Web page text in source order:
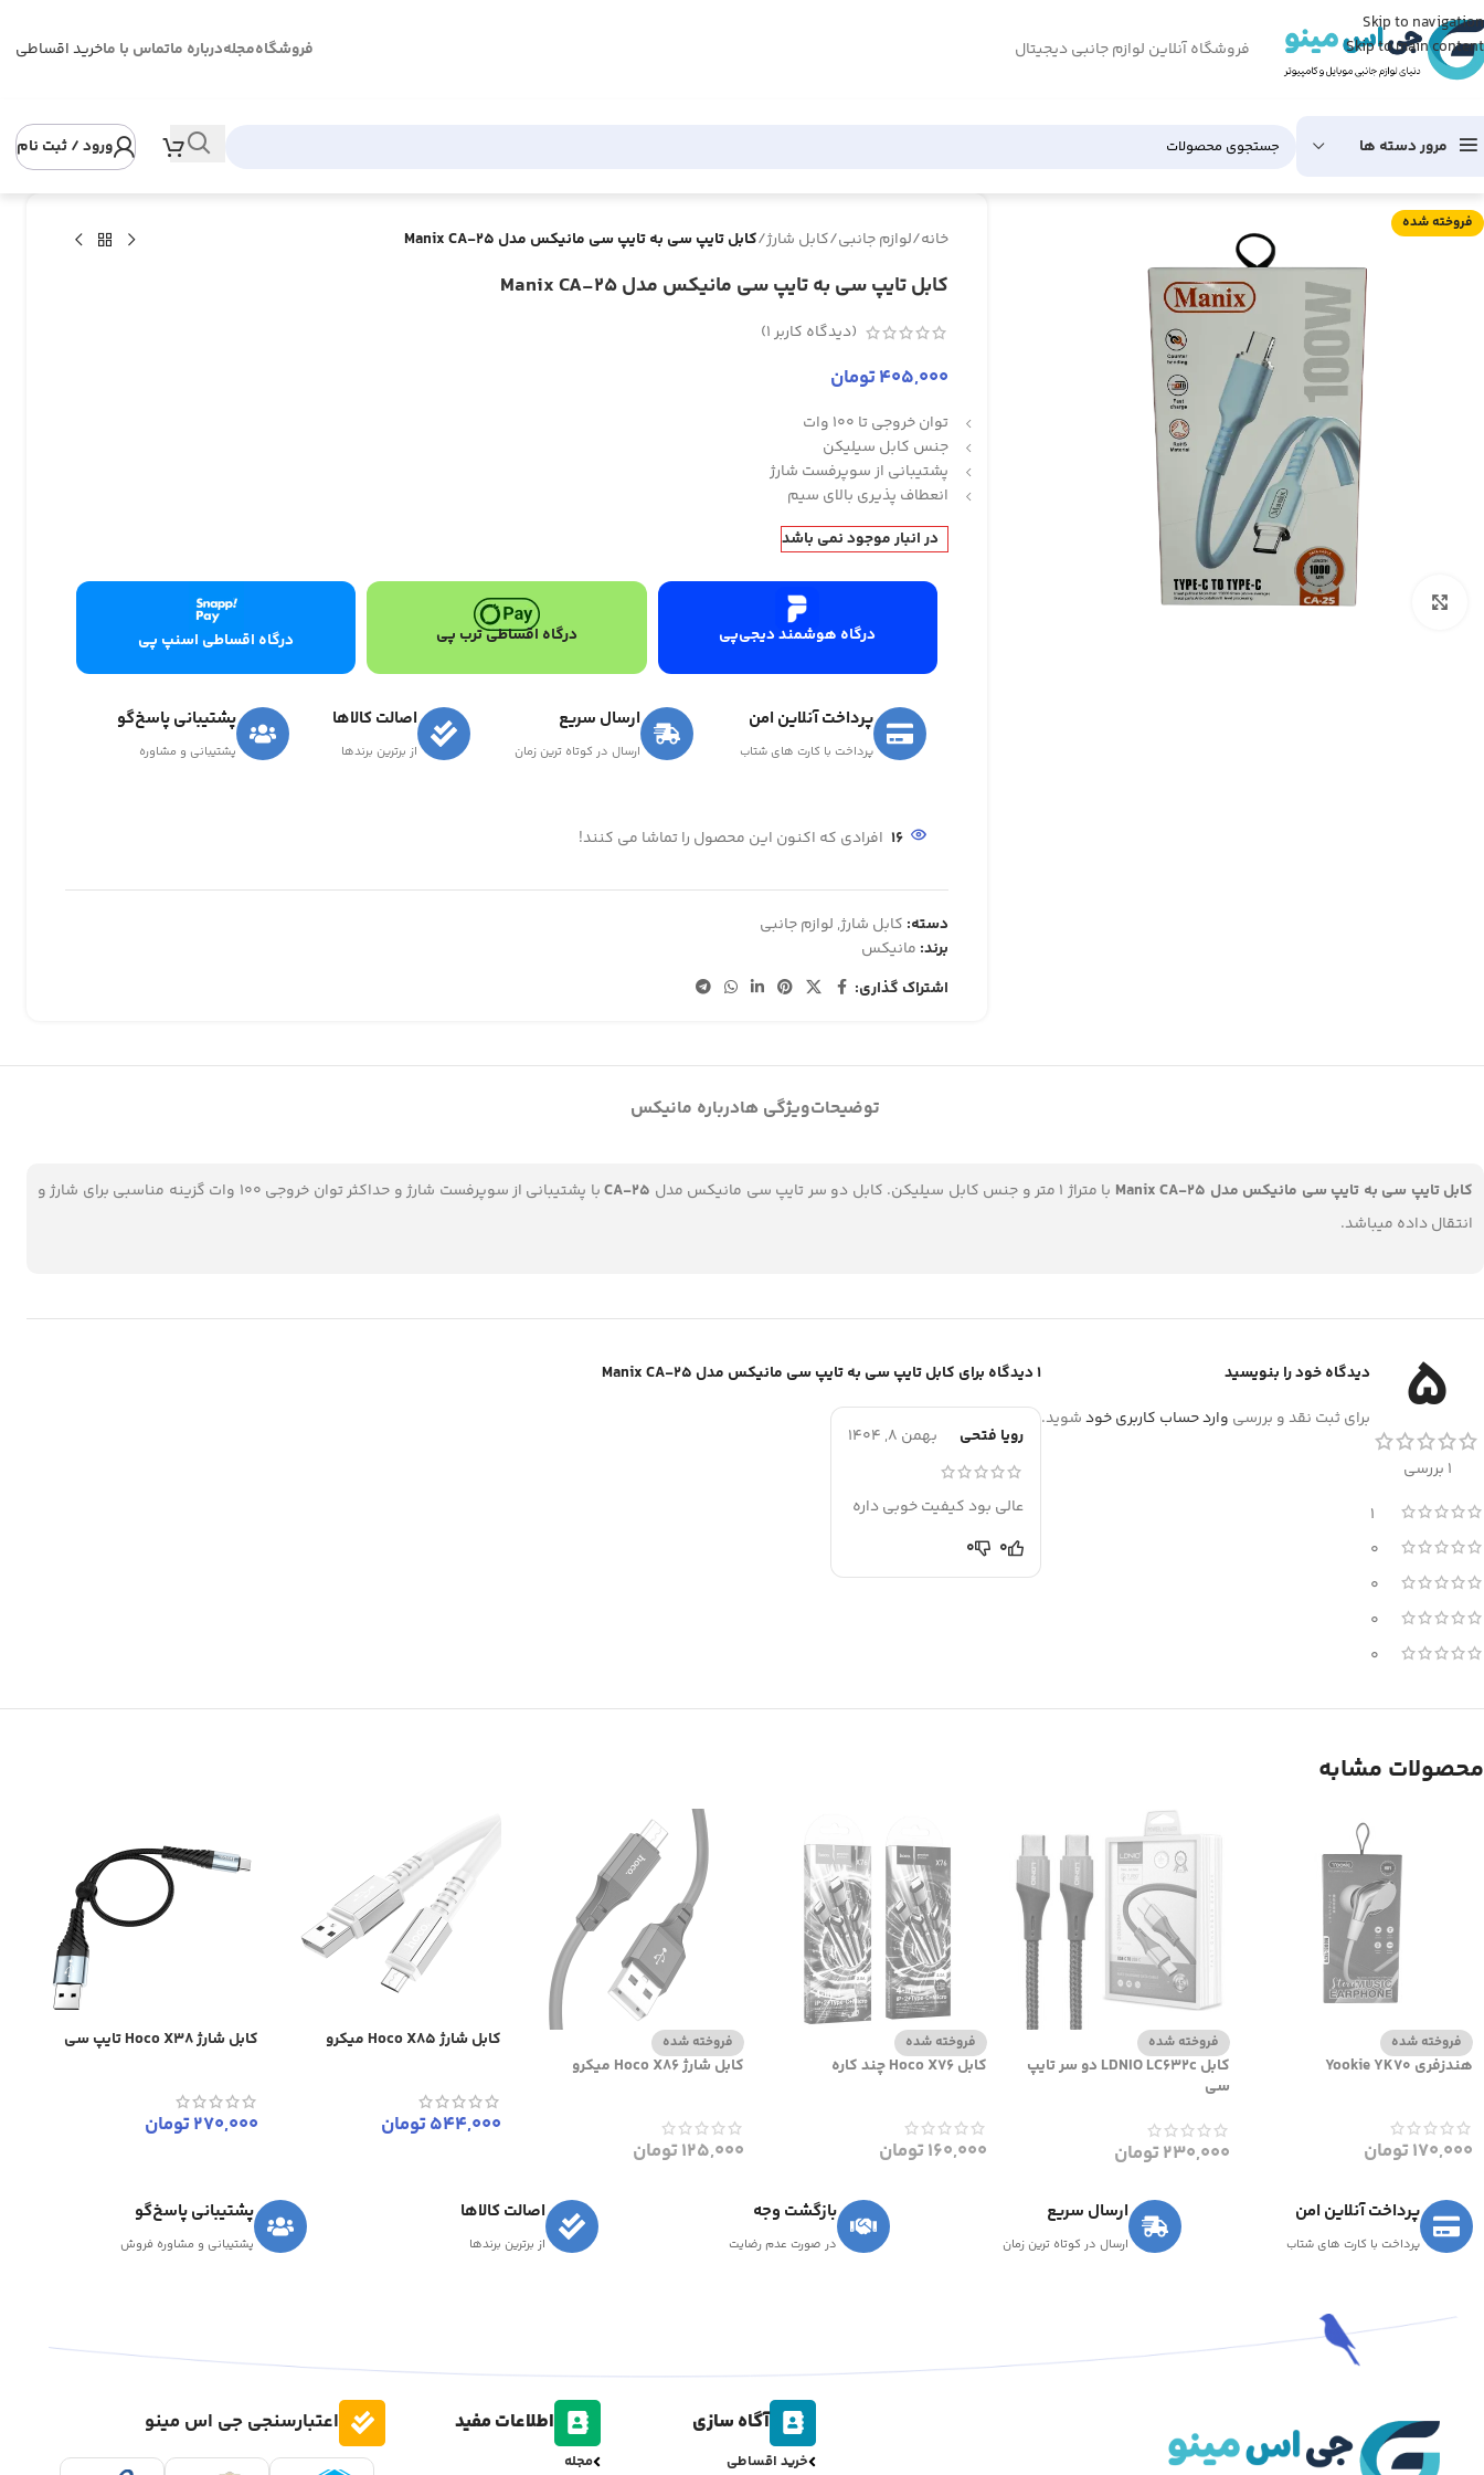
Skip to navigation
Skip to main content
فروشگاه آنلاین لوازم جانبی دیجیتال فروشگاهمجلهدرباره ماتماس با ماخرید اقساطی
مرور دسته ها ورود / ثبت نام
فروخته شده
برای بزرگنمایی کلیک کنید
خانه/لوازم جانبی/کابل شارژ/کابل تایپ سی به تایپ سی مانیکس مدل Manix CA-25
کابل تایپ سی به تایپ سی مانیکس مدل Manix CA-25
(دیدگاه کاربر1
)
405,000تومان
توان خروجی تا 100 وات
جنس کابل سیلیکن
پشتیبانی از سوپرفست شارژ
انعطاف پذیری بالای سیم
در انبار موجود نمی باشد
درگاه هوشمند دیجی‌پی درگاه اقساطی ترب پی درگاه اقساطی اسنپ پی
پرداخت آنلاین امن
پرداخت با کارت های شتاب
ارسال سریع
ارسال در کوتاه ترین زمان
اصالت کالاها
از برترین برندها
پشتیبانی پاسخ‌گو
پشتیبانی و مشاوره
16 افرادی که اکنون این محصول را تماشا می کنند!
دسته: کابل شارژ, لوازم جانبی
برند: مانیکس
اشتراک گذاری:
توضیحاتویژگی هادرباره مانیکس
کابل تایپ سی به تایپ سی مانیکس مدل Manix CA-25 با متراژ 1 متر و جنس کابل سیلیکن. کابل دو سر تایپ سی مانیکس مدل CA-25
با پشتیبانی از سوپرفست شارژ و حداکثر توان خروجی 100 وات گزینه مناسبی برای شارژ و
انتقال داده میباشد.
5
1 بررسی
1
0
0
0
0
1 دیدگاه برای کابل تایپ سی به تایپ سی مانیکس مدل Manix CA-25
رویا فتحی بهمن 8, 1404
عالی بود کیفیت خوبی داره
0
0
دیدگاه خود را بنویسید
برای ثبت نقد و بررسی وارد حساب کاربری خودشوید.
محصولات مشابه
فروخته شده
هندزفری Yookie YK70
170,000تومان
فروخته شده
کابل LDNIO LC632c دو سر تایپ
سی
230,000تومان
فروخته شده
کابل Hoco X76 چند کاره
160,000تومان
فروخته شده
کابل شارژ Hoco X86 میکرو
125,000تومان
کابل شارژ Hoco X85 میکرو
544,000تومان
کابل شارژ Hoco X38 تایپ سی
270,000تومان
پرداخت آنلاین امن
پرداخت با کارت های شتاب
ارسال سریع
ارسال در کوتاه ترین زمان
بازگشت وجه
در صورت عدم رضایت
اصالت کالاها
از برترین برندها
پشتیبانی پاسخ‌گو
پشتیبانی و مشاوره فروش
آگاه سازی
خرید اقساطی
اطلاعات مفید
مجله
اعتبارسنجی جی اس مینو